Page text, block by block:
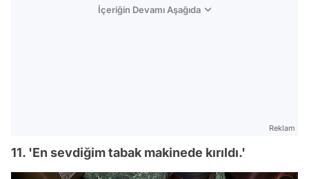
İçeriğin Devamı Aşağıda
Reklam
11. 'En sevdiğim tabak makinede kırıldı.'